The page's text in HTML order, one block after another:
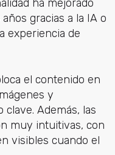
ha mejorado
gracias a la IA o
experiencia de
el contenido en
y
Además, las
muy intuitivas, con
visibles cuando el